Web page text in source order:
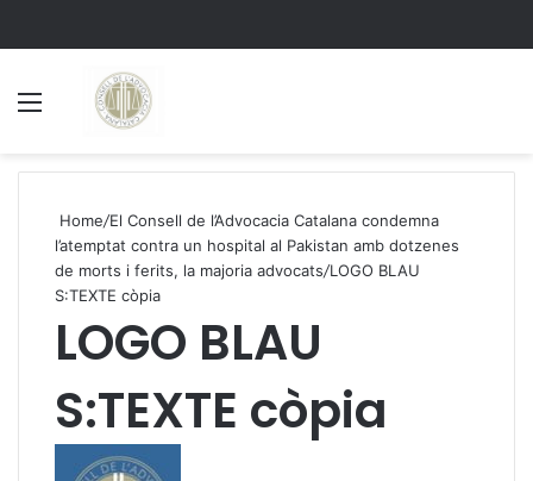
Home/El Consell de l’Advocacia Catalana condemna
l’atemptat contra un hospital al Pakistan amb dotzenes
de morts i ferits, la majoria advocats/LOGO BLAU
S:TEXTE còpia
LOGO BLAU
S:TEXTE còpia